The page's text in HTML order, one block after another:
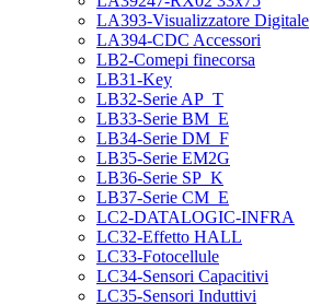
LA393-Visualizzatore Digitale
LA394-CDC Accessori
LB2-Comepi finecorsa
LB31-Key
LB32-Serie AP_T
LB33-Serie BM_E
LB34-Serie DM_F
LB35-Serie EM2G
LB36-Serie SP_K
LB37-Serie CM_E
LC2-DATALOGIC-INFRA
LC32-Effetto HALL
LC33-Fotocellule
LC34-Sensori Capacitivi
LC35-Sensori Induttivi